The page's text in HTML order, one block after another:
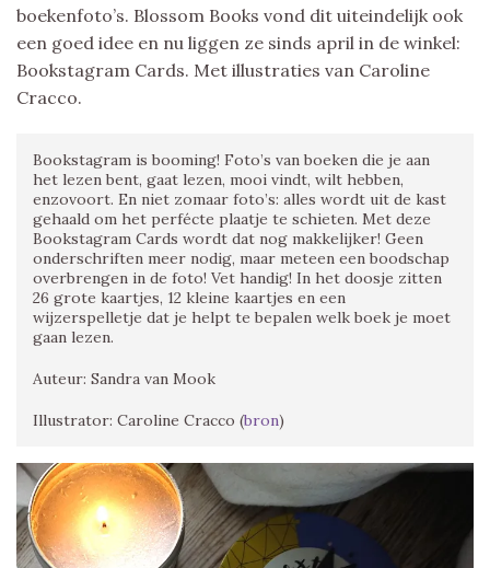
boekenfoto’s. Blossom Books vond dit uiteindelijk ook
een goed idee en nu liggen ze sinds april in de winkel:
Bookstagram Cards. Met illustraties van Caroline
Cracco.
Bookstagram is booming! Foto’s van boeken die je aan
het lezen bent, gaat lezen, mooi vindt, wilt hebben,
enzovoort. En niet zomaar foto’s: alles wordt uit de kast
gehaald om het perfécte plaatje te schieten. Met deze
Bookstagram Cards wordt dat nog makkelijker! Geen
onderschriften meer nodig, maar meteen een boodschap
overbrengen in de foto! Vet handig! In het doosje zitten
26 grote kaartjes, 12 kleine kaartjes en een
wijzerspelletje dat je helpt te bepalen welk boek je moet
gaan lezen.
Auteur: Sandra van Mook
Illustrator: Caroline Cracco (bron)